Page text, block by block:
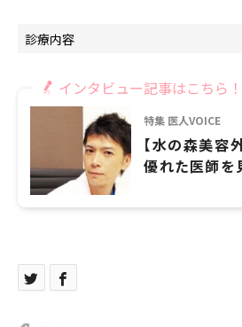
診療内容
インタビュー記事はこちら！
特集 医人VOICE
【水の森美容
優れた医師を
く 水の森美